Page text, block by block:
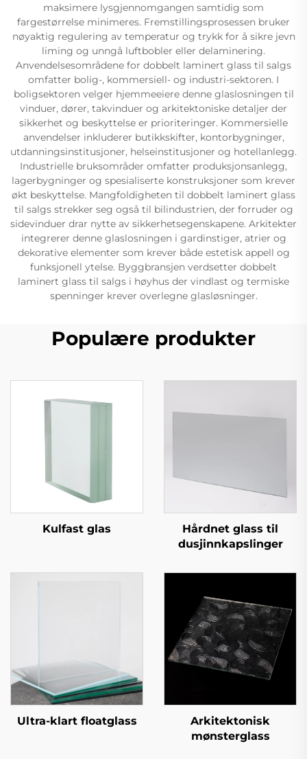
maksimere lysgjennomgangen samtidig som
fargestørrelse minimeres. Fremstillingsprosessen bruker
nøyaktig regulering av temperatur og trykk for å sikre jevn
liming og unngå luftbobler eller delaminering.
Anvendelsesområdene for dobbelt laminert glass til salgs
omfatter bolig-, kommersiell- og industri-sektoren. I
boligsektoren velger hjemmeeiere denne glaslosningen til
vinduer, dører, takvinduer og arkitektoniske detaljer der
sikkerhet og beskyttelse er prioriteringer. Kommersielle
anvendelser inkluderer butikkskifter, kontorbygninger,
utdanningsinstitusjoner, helseinstitusjoner og hotellanlegg.
Industrielle bruksområder omfatter produksjonsanlegg,
lagerbygninger og spesialiserte konstruksjoner som krever
økt beskyttelse. Mangfoldigheten til dobbelt laminert glass
til salgs strekker seg også til bilindustrien, der forruder og
sidevinduer drar nytte av sikkerhetsegenskapene. Arkitekter
integrerer denne glaslosningen i gardinstiger, atrier og
dekorative elementer som krever både estetisk appell og
funksjonell ytelse. Byggbransjen verdsetter dobbelt
laminert glass til salgs i høyhus der vindlast og termiske
spenninger krever overlegne glasløsninger.
Populære produkter
Kulfast glas
Hårdnet glass til
dusjinnkapslinger
Ultra-klart floatglass
Arkitektonisk
mønsterglass